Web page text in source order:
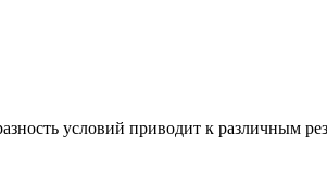
условий приводит к различным